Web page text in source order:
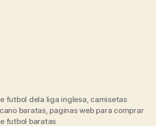
futbol dela liga inglesa, camisetas
baratas, paginas web para comprar
futbol baratas